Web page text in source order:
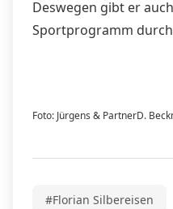
Deswegen gibt er
Sportprogramm
Foto: Jürgens & PartnerD.
#Florian Silbereisen